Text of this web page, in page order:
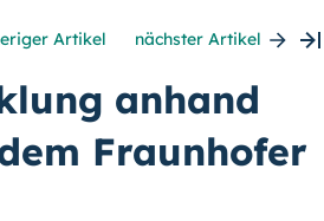
Artikel nächster Artikel
anhand
Fraunhofer